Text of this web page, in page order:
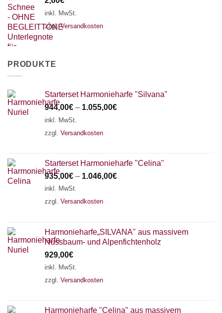
inkl. MwSt.
zzgl.Versandkosten
PRODUKTE
Starterset Harmonieharfe "Silvana"
944,00€ – 1.055,00€
inkl. MwSt.
zzgl. Versandkosten
Starterset Harmonieharfe "Celina"
935,00€ – 1.046,00€
inkl. MwSt.
zzgl. Versandkosten
Harmonieharfe„SILVANA" aus massivem
Nussbaum- und Alpenfichtenholz
929,00€
inkl. MwSt.
zzgl. Versandkosten
Harmonieharfe "Celina" aus massivem